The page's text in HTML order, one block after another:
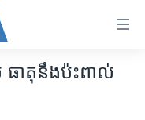
ធាតុនឹងប៉ះពាល់